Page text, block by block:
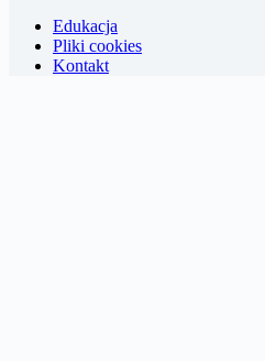
Edukacja
Pliki cookies
Kontakt